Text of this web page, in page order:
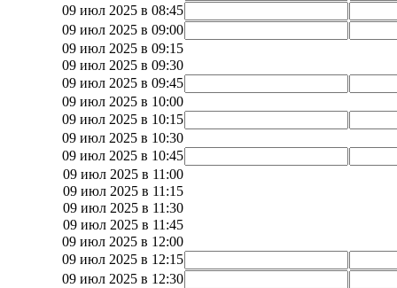
09 июл 2025 в 08:45
09 июл 2025 в 09:00
09 июл 2025 в 09:15
09 июл 2025 в 09:30
09 июл 2025 в 09:45
09 июл 2025 в 10:00
09 июл 2025 в 10:15
09 июл 2025 в 10:30
09 июл 2025 в 10:45
09 июл 2025 в 11:00
09 июл 2025 в 11:15
09 июл 2025 в 11:30
09 июл 2025 в 11:45
09 июл 2025 в 12:00
09 июл 2025 в 12:15
09 июл 2025 в 12:30